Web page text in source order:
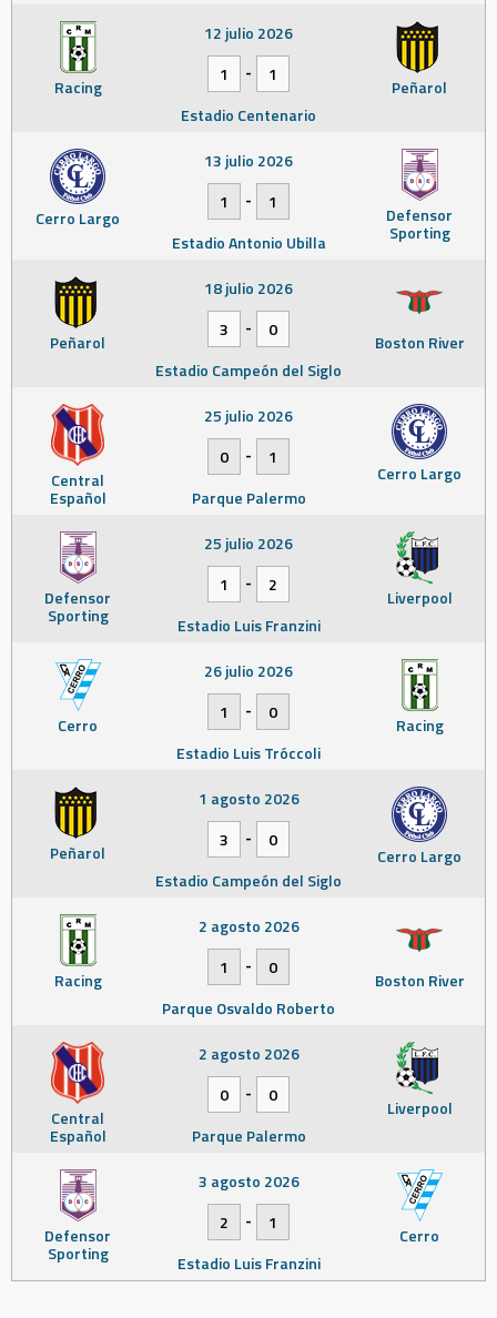
Racing Peñarol
12 julio 2026
1
-
1
Estadio Centenario
Cerro Largo Defensor
Sporting
13 julio 2026
1
-
1
Estadio Antonio Ubilla
Peñarol Boston River
18 julio 2026
3
-
0
Estadio Campeón del Siglo
Central
Español
Cerro Largo
25 julio 2026
0
-
1
Parque Palermo
Defensor
Sporting
Liverpool
25 julio 2026
1
-
2
Estadio Luis Franzini
Cerro Racing
26 julio 2026
1
-
0
Estadio Luis Tróccoli
Peñarol Cerro Largo
1 agosto 2026
3
-
0
Estadio Campeón del Siglo
Racing Boston River
2 agosto 2026
1
-
0
Parque Osvaldo Roberto
Central
Español
Liverpool
2 agosto 2026
0
-
0
Parque Palermo
Defensor
Sporting
Cerro
3 agosto 2026
2
-
1
Estadio Luis Franzini